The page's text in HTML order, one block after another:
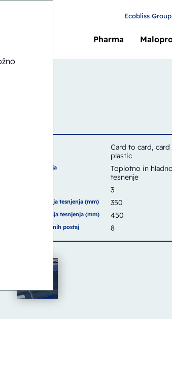
Pharma
Ecobliss Group
Card to card, card
plastic
Vrsta tesnjenja
Toplotno in hladno
tesnenje
3
Širina območja tesnjenja (mm) 350
Višina območja tesnjenja (mm) 450
Število delovnih postaj 8